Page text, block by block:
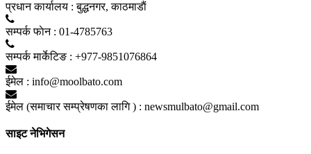
प्रधान कार्यालय : बुद्धनगर, काठमाडाैं
सम्पर्क फाेन : 01-4785763
सम्पर्क मार्केटिङ : +977-9851076864
ईमेल : info@moolbato.com
ईमेल (समाचार सम्प्रेषणका लागि ) : newsmulbato@gmail.com
साइट नेभिगेसन